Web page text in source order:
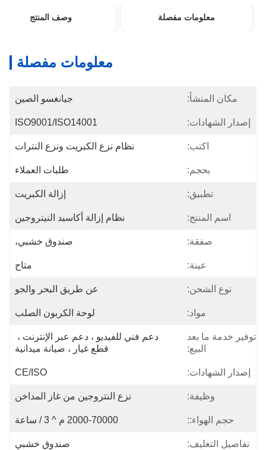
معلومات مفصلة وصف المنتج
معلومات مفصلة
مكان المنشأ: جيانغسو الصين
إصدار الشهادات: ISO9001/ISO14001
اكتب: نظام نزع الكبريت ونزع النترات
بحجم: طلبات العملاء
تطبيق: إزالة الكبريت
اسم المنتج: نظام إزالة أكاسيد النيتروجين
صفقة: صندوق خشبي،
عينة: متاح
نوع الشحن: عن طريق البحر والجو
مواد: لوحة الكربون الصلب
توفير خدمة ما بعد
البيع:
دعم فني للفيديو ، دعم عبر الإنترنت ،
قطع غيار ، صيانة ميدانية
إصدار الشهادات: CE/ISO
وظيفة: نزع النتروجين من غاز المداخن
حجم الهواء:: 2000-70000 م ^ 3 / ساعة
تفاصيل التغليف: صندوق خشبي